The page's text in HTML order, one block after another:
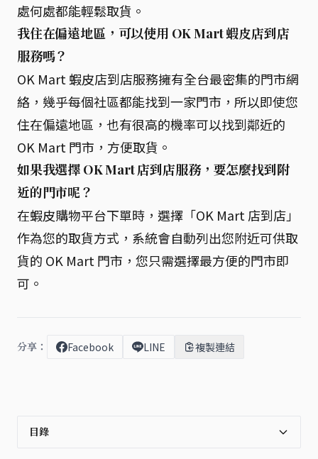
處何處都能輕鬆取貨。
我住在偏遠地區，可以使用 OK Mart 蝦皮店到店
服務嗎？
OK Mart 蝦皮店到店服務擁有全台最密集的門市網
絡，幾乎每個社區都能找到一家門市，所以即使您
住在偏遠地區，也有很高的機率可以找到鄰近的
OK Mart 門市，方便取貨。
如果我選擇 OK Mart 店到店服務，要怎麼找到附
近的門市呢？
在蝦皮購物平台下單時，選擇「OK Mart 店到店」
作為您的取貨方式，系統會自動列出您附近可供取
貨的 OK Mart 門市，您只需選擇最方便的門市即
可。
分享： Facebook LINE 複製連結
目錄